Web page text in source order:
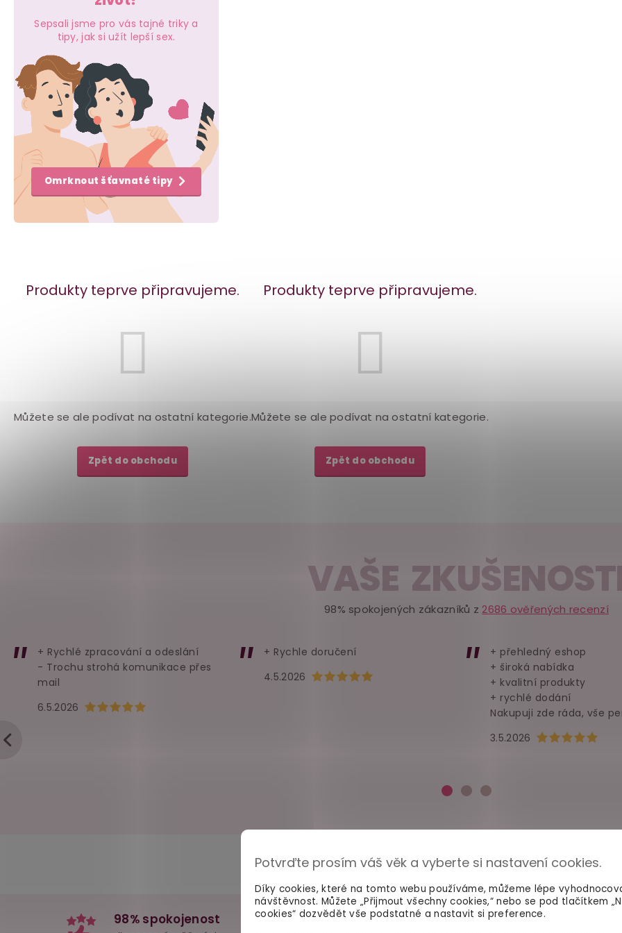
Potvrďte prosím váš věk a vyberte si nastavení cookies.
Díky cookies, které na tomto webu používáme, můžeme lépe
návštěvnost. Můžete „Přijmout všechny cookies,“ nebo se pod tlačítkem
cookies“ dozvědět vše podstatné a nastavit si preference.
Sepsali jsme pro vás tajné triky a
tipy, jak si užít lepší sex.
Omrknout šťavnaté tipy
Produkty teprve připravujeme.
Můžete se ale podívat na ostatní kategorie.
Zpět do obchodu
Produkty teprve připravujeme.
Můžete se ale podívat na ostatní kategorie.
Zpět do obchodu
VAŠE
98% spokojených zákazníků z 2686 ověřených recenzí
Hodnocení obchodu je 5 z 5 hvězdiček.
6.5.2026
+ Rychlé zpracování a odeslání
- Trochu strohá komunikace přes
mail
Hodnocení obchodu je 5 z 5 hvězdiček.
4.5.2026
+ Rychle doručení
Hodnocení
3.5.2026
+ přehledný eshop
+ široká nabídka
+ kvalitní produkty
+ rychlé dodání
Nakupuji zde ráda, vše
98% spokojenost 100% diskrétní balení Dodání do 2. dne